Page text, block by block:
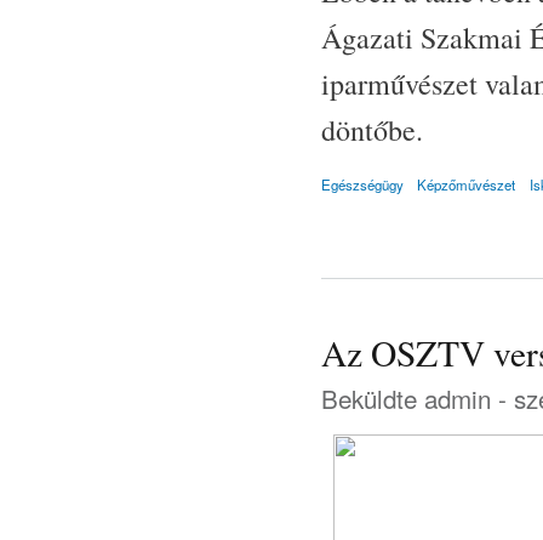
Ágazati Szakmai
iparművészet
döntőbe.
Egészségügy Képzőművészet
Az OSZTV
Beküldte admin -